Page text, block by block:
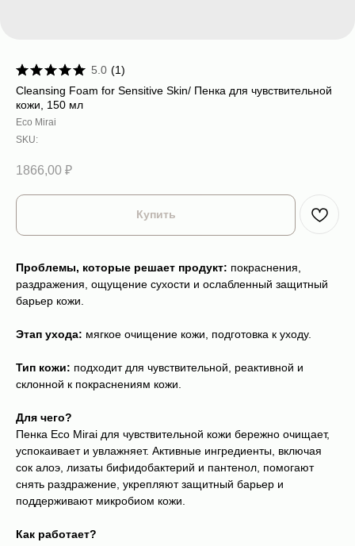
5.0 (1)
Cleansing Foam for Sensitive Skin/ Пенка для чувствительной
кожи, 150 мл
Eco Mirai
SKU:
1866,00 ₽
Купить
Проблемы, которые решает продукт: покраснения,
раздражения, ощущение сухости и ослабленный защитный
барьер кожи.
Этап ухода: мягкое очищение кожи, подготовка к уходу.
Тип кожи: подходит для чувствительной, реактивной и
склонной к покраснениям кожи.
Для чего?
Пенка Eco Mirai для чувствительной кожи бережно очищает,
успокаивает и увлажняет. Активные ингредиенты, включая
сок алоэ, лизаты бифидобактерий и пантенол, помогают
снять раздражение, укрепляют защитный барьер и
поддерживают микробиом кожи.
Как работает?